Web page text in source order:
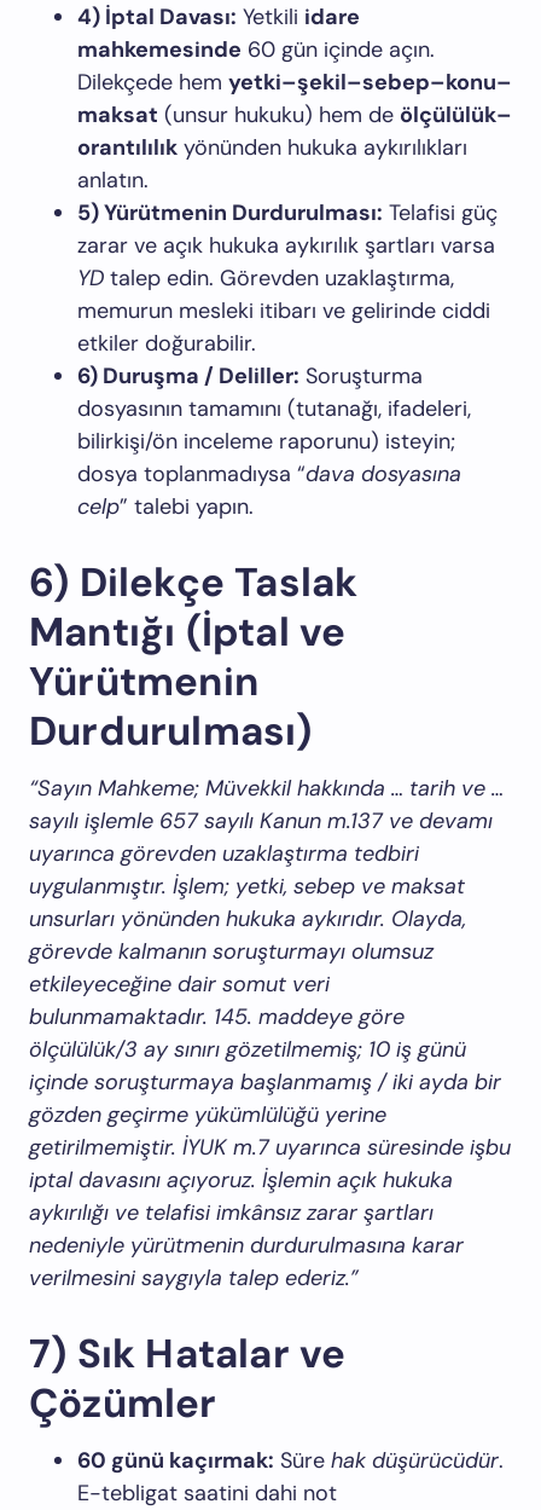
4) İptal Davası: Yetkili idare
mahkemesinde 60 gün içinde açın.
Dilekçede hem yetki–şekil–sebep–konu–
maksat (unsur hukuku) hem de ölçülülük–
orantılılık yönünden hukuka aykırılıkları
anlatın.
5) Yürütmenin Durdurulması: Telafisi güç
zarar ve açık hukuka aykırılık şartları varsa
YD talep edin. Görevden uzaklaştırma,
memurun mesleki itibarı ve gelirinde ciddi
etkiler doğurabilir.
6) Duruşma / Deliller: Soruşturma
dosyasının tamamını (tutanağı, ifadeleri,
bilirkişi/ön inceleme raporunu) isteyin;
dosya toplanmadıysa “dava dosyasına
celp” talebi yapın.
6) Dilekçe Taslak
Mantığı (İptal ve
Yürütmenin
Durdurulması)
“Sayın Mahkeme; Müvekkil hakkında … tarih ve …
sayılı işlemle 657 sayılı Kanun m.137 ve devamı
uyarınca görevden uzaklaştırma tedbiri
uygulanmıştır. İşlem; yetki, sebep ve maksat
unsurları yönünden hukuka aykırıdır. Olayda,
görevde kalmanın soruşturmayı olumsuz
etkileyeceğine dair somut veri
bulunmamaktadır. 145. maddeye göre
ölçülülük/3 ay sınırı gözetilmemiş; 10 iş günü
içinde soruşturmaya başlanmamış / iki ayda bir
gözden geçirme yükümlülüğü yerine
getirilmemiştir. İYUK m.7 uyarınca süresinde işbu
iptal davasını açıyoruz. İşlemin açık hukuka
aykırılığı ve telafisi imkânsız zarar şartları
nedeniyle yürütmenin durdurulmasına karar
verilmesini saygıyla talep ederiz.”
7) Sık Hatalar ve
Çözümler
60 günü kaçırmak: Süre hak düşürücüdür.
E-tebligat saatini dahi not